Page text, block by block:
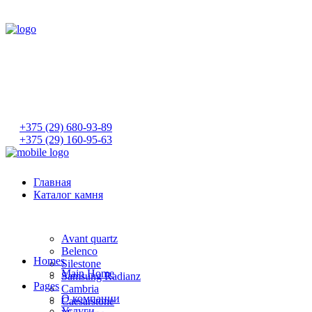
+375 (29) 680-93-89
+375 (29) 160-95-63
Главная
Каталог камня
Avant quartz
Belenco
Silestone
Samsung Radianz
Сambria
Сaesarstone
Homes
Main Home
Pages
О компании